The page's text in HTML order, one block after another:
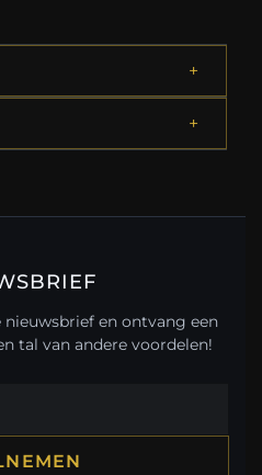
en ontvang een
tal van andere voordelen!